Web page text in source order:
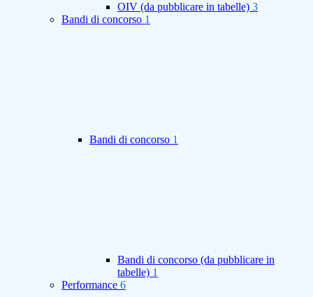
OIV (da pubblicare in tabelle) 3
Bandi di concorso 1
Bandi di concorso 1
Bandi di concorso (da pubblicare in
tabelle) 1
Performance 6